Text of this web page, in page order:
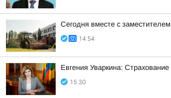
Сегодня вместе с
14:54
Евгения Уваркина:
15:30